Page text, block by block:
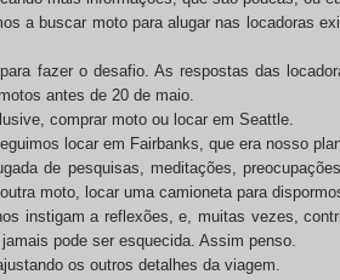
a buscar moto para alugar nas locadoras
fazer o desafio. As respostas das
antes de 20 de maio.
comprar moto ou locar em Seattle.
locar em Fairbanks, que era nosso
de pesquisas, meditações,
moto, locar uma camioneta para
instigam a reflexões, e, muitas vezes,
pode ser esquecida. Assim penso.
os outros detalhes da viagem.